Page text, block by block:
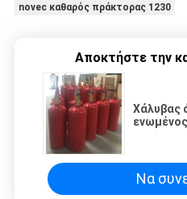
novec καθαρός πράκτορας 1230
Αποκτήστε την
Χάλυβας
Να